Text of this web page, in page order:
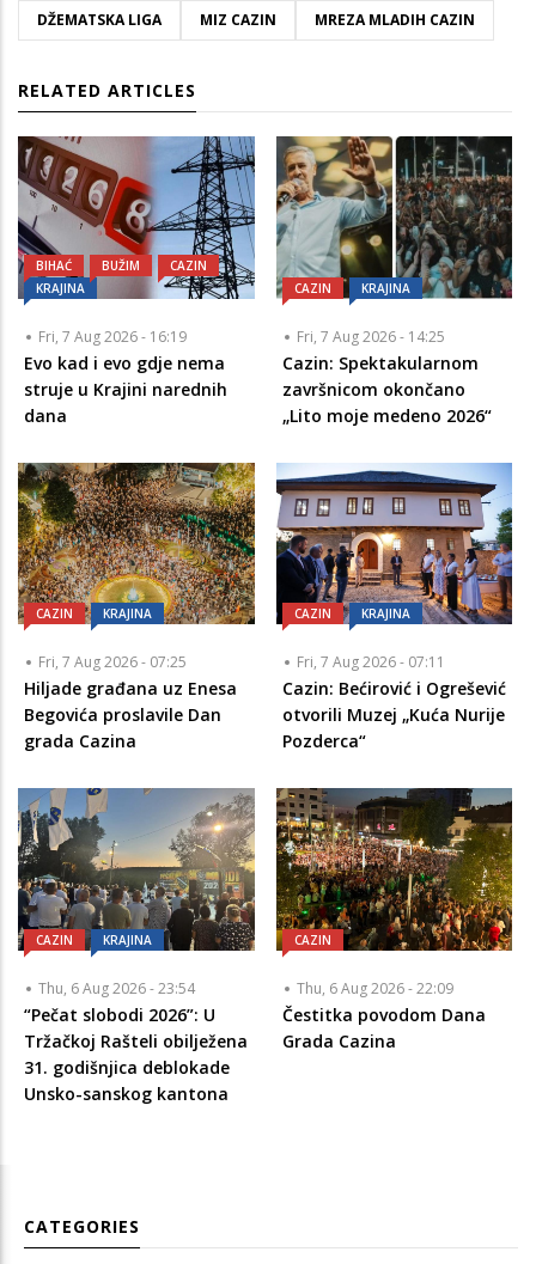
DŽEMATSKA LIGA MIZ CAZIN MREZA MLADIH CAZIN
RELATED ARTICLES
BIHAĆ BUŽIM
CAZIN
KRAJINA
Fri, 7 Aug 2026 - 16:19
Evo kad i evo gdje nema
struje u Krajini narednih
dana
CAZIN KRAJINA
Fri, 7 Aug 2026 - 14:25
Cazin: Spektakularnom
završnicom okončano
„Lito moje medeno 2026“
CAZIN KRAJINA
Fri, 7 Aug 2026 - 07:25
Hiljade građana uz Enesa
Begovića proslavile Dan
grada Cazina
CAZIN KRAJINA
Fri, 7 Aug 2026 - 07:11
Cazin: Bećirović i Ogrešević
otvorili Muzej „Kuća Nurije
Pozderca“
CAZIN KRAJINA
Thu, 6 Aug 2026 - 23:54
“Pečat slobodi 2026”: U
Tržačkoj Rašteli obilježena
31. godišnjica deblokade
Unsko-sanskog kantona
CAZIN
Thu, 6 Aug 2026 - 22:09
Čestitka povodom Dana
Grada Cazina
CATEGORIES